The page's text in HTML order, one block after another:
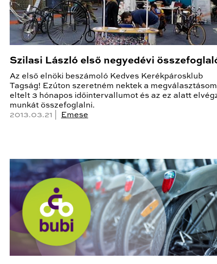
Szilasi László első negyedévi
Az első elnöki beszámoló Kedves Kerékpárosklub
Tagság! Ezúton szeretném nektek a
eltelt 3 hónapos időintervallumot és az ez alatt
munkát összefoglalni.
2013.03.21 |
Emese